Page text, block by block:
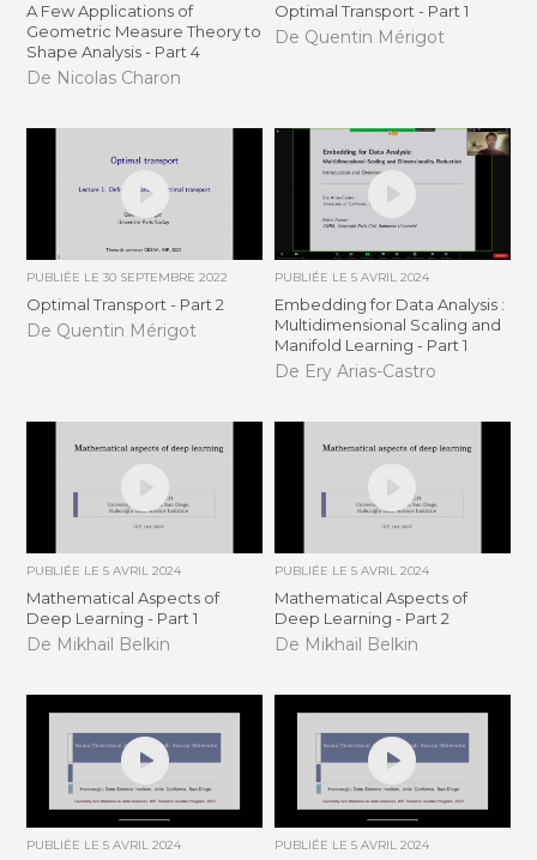
A Few Applications of
Geometric Measure Theory to
Shape Analysis - Part 4
De Nicolas Charon
Optimal Transport - Part 1
De Quentin Mérigot
PUBLIÉE LE30 SEPTEMBRE 2022
Optimal Transport - Part 2
De Quentin Mérigot
PUBLIÉE LE 5 AVRIL 2024
Embedding for Data Analysis :
Multidimensional Scaling and
Manifold Learning - Part 1
De Ery Arias-Castro
PUBLIÉE LE5 AVRIL 2024
Mathematical Aspects of
Deep Learning - Part 1
De Mikhail Belkin
PUBLIÉE LE 5 AVRIL 2024
Mathematical Aspects of
Deep Learning - Part 2
De Mikhail Belkin
PUBLIÉE LE5 AVRIL 2024 PUBLIÉE LE 5 AVRIL 2024